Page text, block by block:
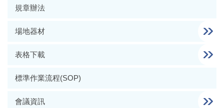
規章辦法
場地器材
表格下載
標準作業流程(SOP)
會議資訊